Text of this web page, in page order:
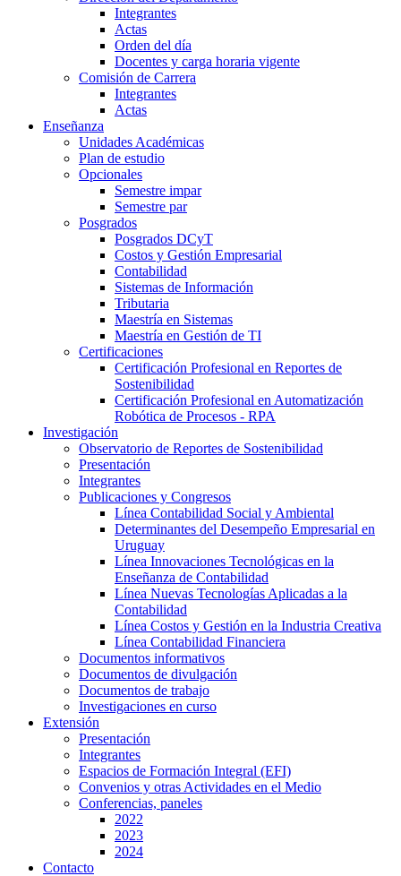
Integrantes
Actas
Orden del día
Docentes y carga horaria vigente
Comisión de Carrera
Integrantes
Actas
Enseñanza
Unidades Académicas
Plan de estudio
Opcionales
Semestre impar
Semestre par
Posgrados
Posgrados DCyT
Costos y Gestión Empresarial
Contabilidad
Sistemas de Información
Tributaria
Maestría en Sistemas
Maestría en Gestión de TI
Certificaciones
Certificación Profesional en Reportes de
Sostenibilidad
Certificación Profesional en Automatización
Robótica de Procesos - RPA
Investigación
Observatorio de Reportes de Sostenibilidad
Presentación
Integrantes
Publicaciones y Congresos
Línea Contabilidad Social y Ambiental
Determinantes del Desempeño Empresarial en
Uruguay
Línea Innovaciones Tecnológicas en la
Enseñanza de Contabilidad
Línea Nuevas Tecnologías Aplicadas a la
Contabilidad
Línea Costos y Gestión en la Industria Creativa
Línea Contabilidad Financiera
Documentos informativos
Documentos de divulgación
Documentos de trabajo
Investigaciones en curso
Extensión
Presentación
Integrantes
Espacios de Formación Integral (EFI)
Convenios y otras Actividades en el Medio
Conferencias, paneles
2022
2023
2024
Contacto